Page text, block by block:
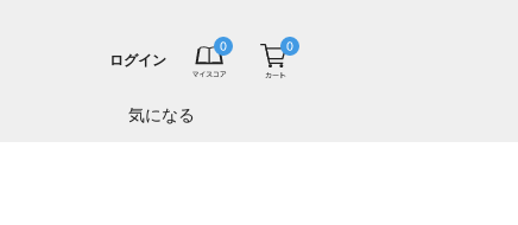
気になる
ログイン